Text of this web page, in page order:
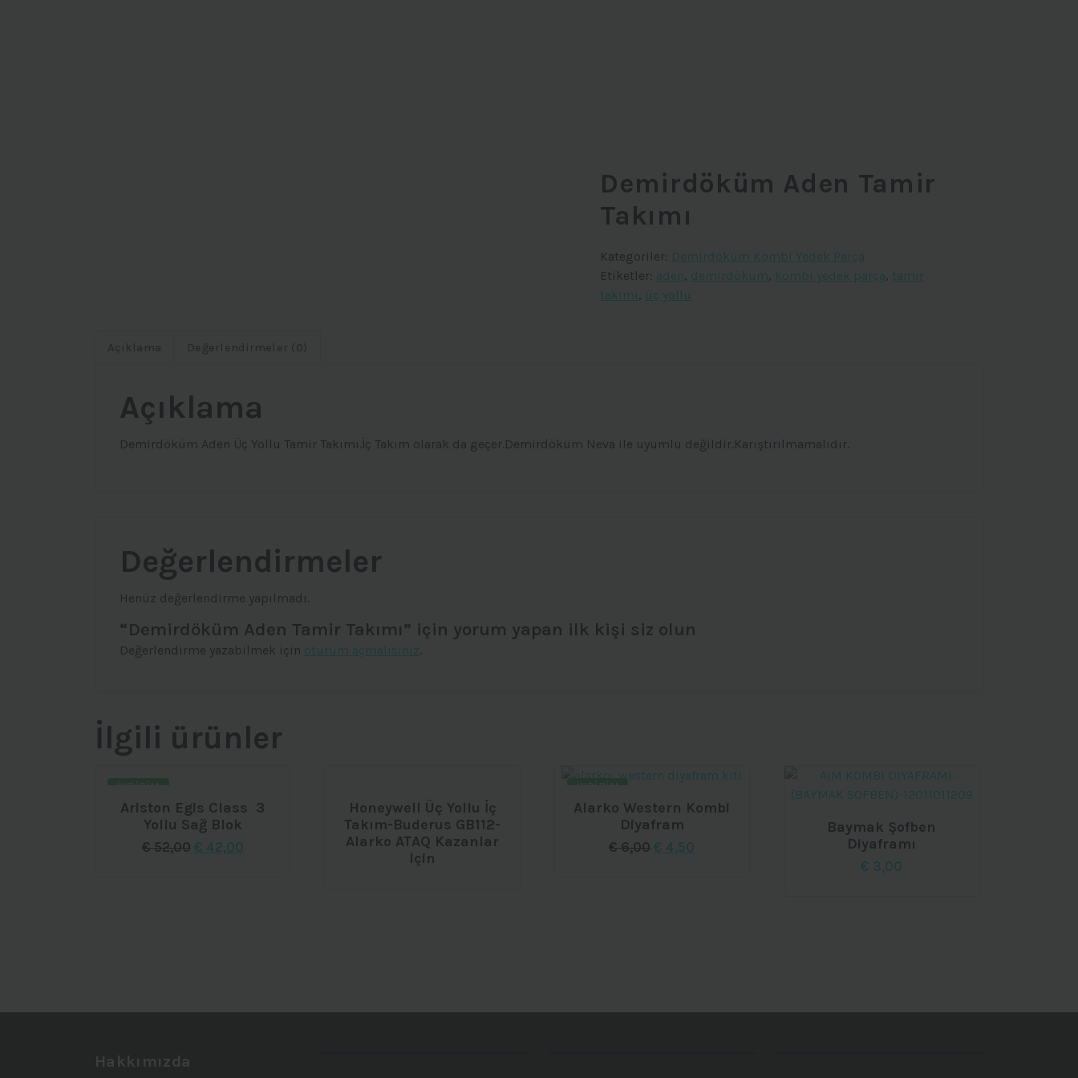
Demirdöküm Aden Tamir
Takımı
Kategoriler: Demirdöküm Kombi Yedek Parça
Etiketler: aden, demirdöküm, kombi yedek parça, tamir
takımı , üç yollu
Açıklama
Demirdöküm Aden Üç Yollu Tamir Takımı.İç Takım olarak da geçer.Demirdöküm Neva ile uyumlu değildir.Karıştırılmamalıdır.
Değerlendirmeler
Henüz değerlendirme yapılmadı.
“Demirdöküm Aden Tamir Takımı” için yorum yapan ilk kişi siz olun
Değerlendirme yazabilmek için oturum açmalısınız
İlgili ürünler
Ariston Egis Class 3
Yollu Sağ Blok
€52,00 Orijinal
€ 42,00Şu
Honeywell Üç Yollu İç
Takım-Buderus GB112-
Alarko ATAQ Kazanlar
Için
Alarko Western Kombi
Diyafram
€6,00 Orijinal
€ 4,50
Baymak Şofben
Diyaframı
€ 3,00
Hakkımızda